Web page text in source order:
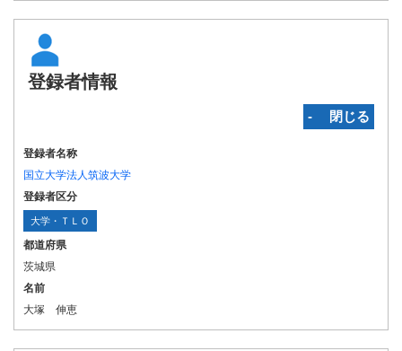
登録者情報
‐ 閉じる
登録者名称
国立大学法人筑波大学
登録者区分
大学・ＴＬＯ
都道府県
茨城県
名前
大塚 伸恵